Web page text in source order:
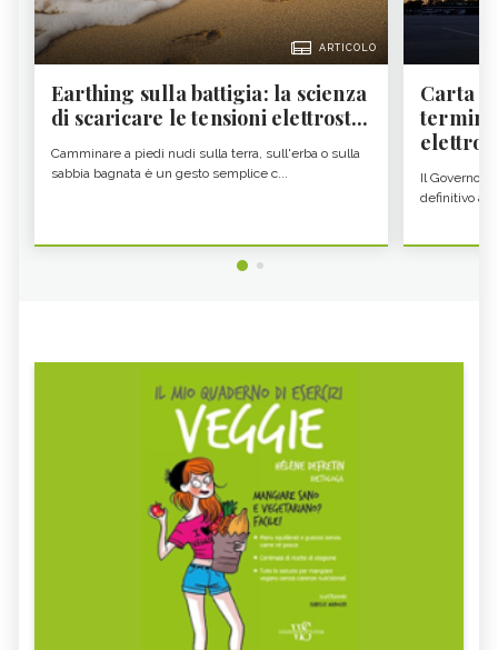
ARTICOLO
Earthing sulla battigia: la scienza
di scaricare le tensioni elettrost...
Camminare a piedi nudi sulla terra, sull'erba o sulla
sabbia bagnata è un gesto semplice c...
Carta
Il Governo
definitivo